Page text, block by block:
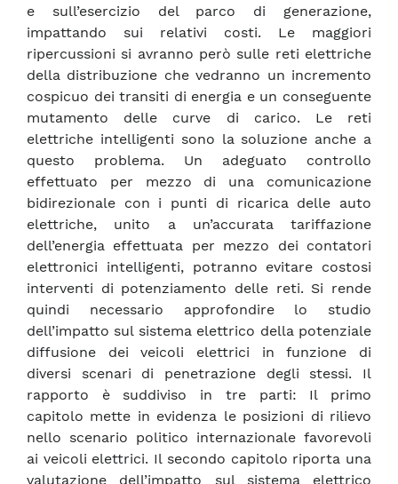
e sull’esercizio del parco di generazione,
impattando sui relativi costi. Le maggiori
ripercussioni si avranno però sulle reti elettriche
della distribuzione che vedranno un incremento
cospicuo dei transiti di energia e un conseguente
mutamento delle curve di carico. Le reti
elettriche intelligenti sono la soluzione anche a
questo problema. Un adeguato controllo
effettuato per mezzo di una comunicazione
bidirezionale con i punti di ricarica delle auto
elettriche, unito a un’accurata tariffazione
dell’energia effettuata per mezzo dei contatori
elettronici intelligenti, potranno evitare costosi
interventi di potenziamento delle reti. Si rende
quindi necessario approfondire lo studio
dell’impatto sul sistema elettrico della potenziale
diffusione dei veicoli elettrici in funzione di
diversi scenari di penetrazione degli stessi. Il
rapporto è suddiviso in tre parti: Il primo
capitolo mette in evidenza le posizioni di rilievo
nello scenario politico internazionale favorevoli
ai veicoli elettrici. Il secondo capitolo riporta una
valutazione dell’impatto sul sistema elettrico